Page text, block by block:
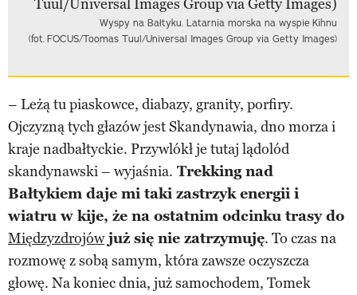
Wyspy na Bałtyku. Latarnia morska na wyspie Kihnu
(fot. FOCUS/Toomas Tuul/Universal Images Group via Getty Images)
– Leżą tu piaskowce, diabazy, granity, porfiry.
Ojczyzną tych głazów jest Skandynawia, dno morza i
kraje nadbałtyckie. Przywlókł je tutaj lądolód
skandynawski – wyjaśnia. Trekking nad
Bałtykiem daje mi taki zastrzyk energii i
wiatru w kije, że na ostatnim odcinku trasy do
Międzyzdrojówjuż się nie zatrzymuję. To czas na
rozmowę z sobą samym, która zawsze oczyszcza
głowę. Na koniec dnia, już samochodem, Tomek